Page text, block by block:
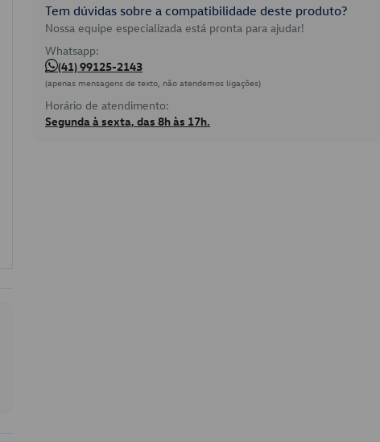
Tem dúvidas sobre a compatibilidade deste produto?
Nossa equipe especializada está pronta para ajudar!
Whatsapp:
(41) 99125-2143
(apenas mensagens de texto, não atendemos ligações)
Horário de atendimento:
Segunda à sexta, das 8h às 17h.